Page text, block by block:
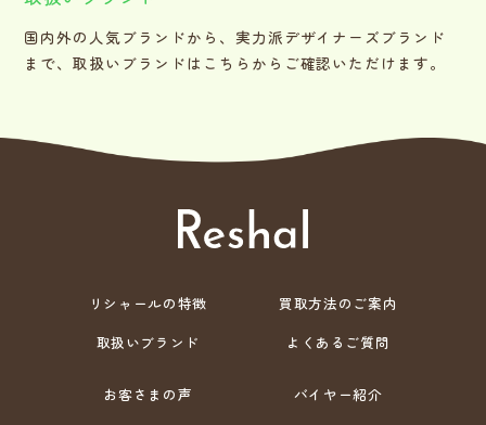
国内外の人気ブランドから、実力派デザイナーズブランド
まで、取扱いブランドはこちらからご確認いただけます。
リシャールの特徴
買取方法のご案内
取扱いブランド
よくあるご質問
お客さまの声
バイヤー紹介